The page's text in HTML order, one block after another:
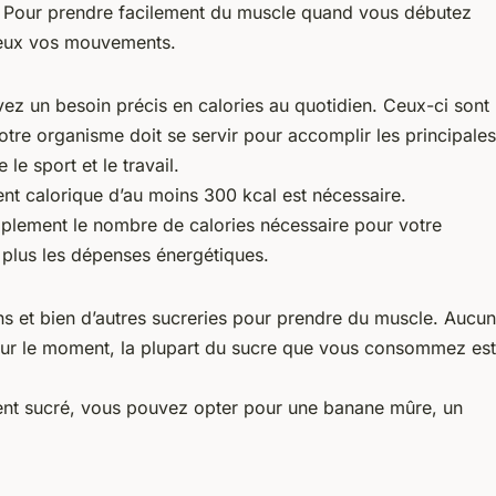
prendre facilement du muscle quand vous débutez
vos mouvements.
un besoin précis en calories au quotidien. Ceux-ci sont
organisme doit se servir pour accomplir les principales
le sport et le travail.
calorique d’au moins 300 kcal est nécessaire.
le nombre de calories nécessaire pour votre
les dépenses énergétiques.
et bien d’autres sucreries pour prendre du muscle. Aucun
le moment, la plupart du sucre que vous consommez est
sucré, vous pouvez opter pour une banane mûre, un